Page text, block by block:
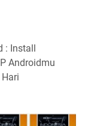
: Install
Androidmu